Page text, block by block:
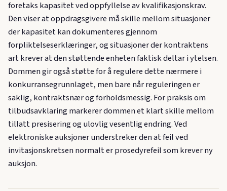
foretaks kapasitet ved oppfyllelse av kvalifikasjonskrav.
Den viser at oppdragsgivere må skille mellom situasjoner
der kapasitet kan dokumenteres gjennom
forpliktelseserklæringer, og situasjoner der kontraktens
art krever at den støttende enheten faktisk deltar i ytelsen.
Dommen gir også støtte for å regulere dette nærmere i
konkurransegrunnlaget, men bare når reguleringen er
saklig, kontraktsnær og forholdsmessig. For praksis om
tilbudsavklaring markerer dommen et klart skille mellom
tillatt presisering og ulovlig vesentlig endring. Ved
elektroniske auksjoner understreker den at feil ved
invitasjonskretsen normalt er prosedyrefeil som krever ny
auksjon.